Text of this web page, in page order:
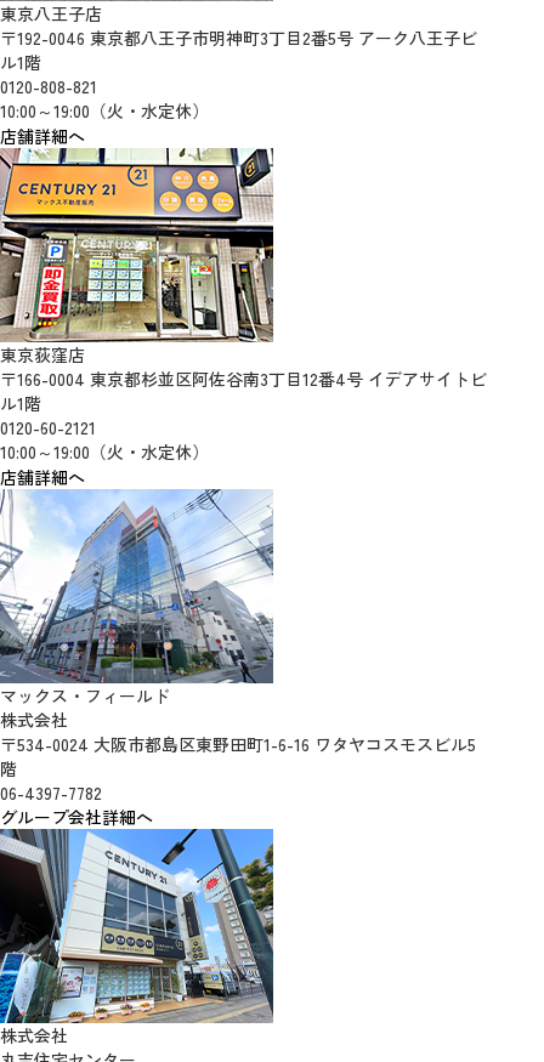
東京八王子店
〒192-0046 東京都八王子市明神町3丁目2番5号 アーク八王子ビ
ル1階
0120-808-821
10:00～19:00（火・水定休）
店舗詳細へ
東京荻窪店
〒166-0004 東京都杉並区阿佐谷南3丁目12番4号 イデアサイトビ
ル1階
0120-60-2121
10:00～19:00（火・水定休）
店舗詳細へ
マックス・フィールド
株式会社
〒534-0024 大阪市都島区東野田町1-6-16 ワタヤコスモスビル5
階
06-4397-7782
グループ会社詳細へ
株式会社